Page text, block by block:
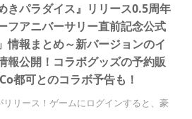
きパラダイス』リリース0.5周年
フアニバーサリー直前記念公式
情報まとめ～新バージョンのイ
報公開！コラボグッズの予約販
都可とのコラボ予告も！
リース！ゲームにログインすると、豪